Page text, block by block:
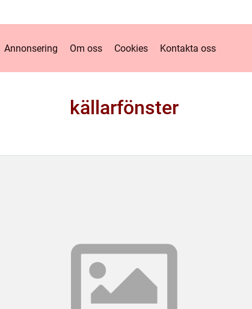
Annonsering Om oss Cookies Kontakta oss
källarfönster